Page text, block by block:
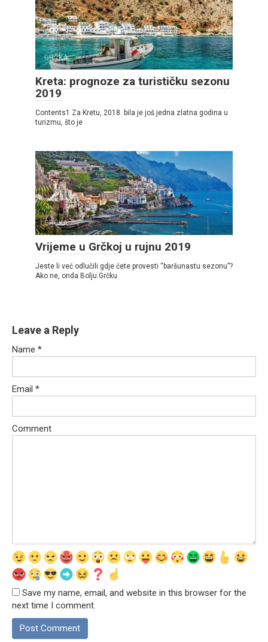
GRČKA
Kreta: prognoze za turističku sezonu
2019
Contents1 Za Kretu, 2018. bila je još jedna zlatna godina u
turizmu, što je
GRČKA
Vrijeme u Grčkoj u rujnu 2019
Jeste li već odlučili gdje ćete provesti “baršunastu sezonu”?
Ako ne, onda Bolju Grčku
Leave a Reply
Name *
Email *
Comment
Save my name, email, and website in this browser for the
next time I comment.